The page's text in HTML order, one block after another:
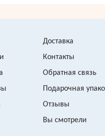
Доставка
Контакты
Обратная связь
Подарочная
Отзывы
Вы смотрели